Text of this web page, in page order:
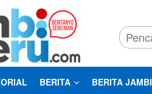
BERITA BERITA JAMBI